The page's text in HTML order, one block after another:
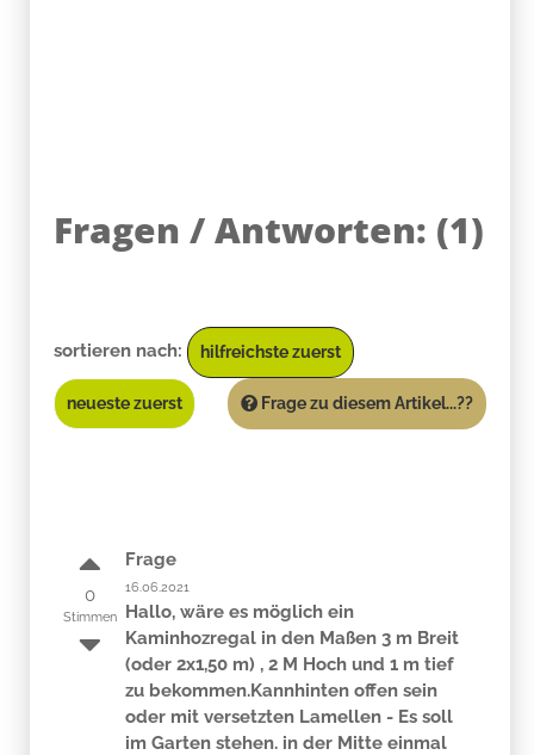
Fragen / Antworten: (1)
sortieren nach: hilfreichste zuerst
neueste zuerst Frage zu diesem Artikel...??
0
Stimmen
Frage
16.06.2021
Hallo, wäre es möglich ein
Kaminhozregal in den Maßen 3 m Breit
(oder 2x1,50 m) , 2 M Hoch und 1 m tief
zu bekommen.Kannhinten offen sein
oder mit versetzten Lamellen - Es soll
im Garten stehen. in der Mitte einmal